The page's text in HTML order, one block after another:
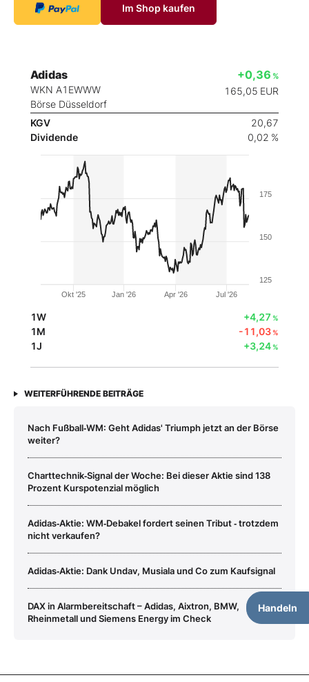
Im Shop kaufen
Adidas
WKN A1EWWW
Börse Düsseldorf
+0,36 %
165,05 EUR
KGV
20,67
Dividende
0,02 %
Handeln
Okt '25 Jan '26 Apr '26 Jul '26
125
150
175
1W +4,27 %
1M -11,03%
1J +3,24%
WEITERFÜHRENDE BEITRÄGE
Nach Fußball‑WM: Geht Adidas' Triumph jetzt an der Börse
weiter?
Charttechnik‑Signal der Woche: Bei dieser Aktie sind 138
Prozent Kurspotenzial möglich
Adidas‑Aktie: WM‑Debakel fordert seinen Tribut ‑ trotzdem
nicht verkaufen?
Adidas‑Aktie: Dank Undav, Musiala und Co zum Kaufsignal
DAX in Alarmbereitschaft – Adidas, Aixtron, BMW,
Rheinmetall und Siemens Energy im Check